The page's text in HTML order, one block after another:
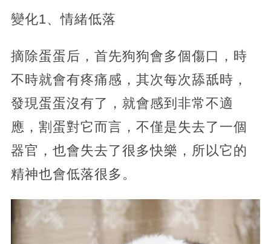
變化1、情緒低落
摘除蛋蛋后，首先狗狗會多個傷口，時
不時就會有疼痛感，其次每次舔舐時，
發現蛋蛋沒有了，就會感到非常不適
應，割蛋對它而言，不僅是失去了一個
器官，也會失去了很多快樂，所以它的
精神也會低落很多。